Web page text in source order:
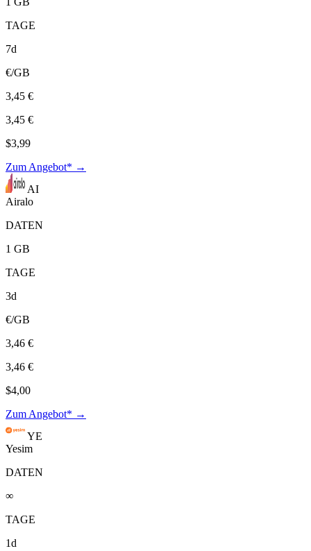
TAGE
7d
€/GB
3,45 €
3,45 €
$3,99
Zum Angebot* →
AI
Airalo
DATEN
1 GB
TAGE
3d
€/GB
3,46 €
3,46 €
$4,00
Zum Angebot* →
YE
Yesim
DATEN
∞
TAGE
1d